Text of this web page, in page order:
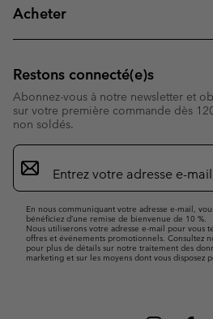
Acheter
Restons connecté(e)s
Abonnez-vous à notre newsletter et
sur votre première commande dès
non soldés.
Inscription
par
e-
En nous communiquant votre adresse e-mail,
bénéficiez d’une remise de bienvenue de 10 %.
Nous utiliserons votre adresse e-mail pour vous
offres et événements promotionnels. Consultez
pour plus de détails sur notre traitement des
marketing et sur les moyens dont vous disposez